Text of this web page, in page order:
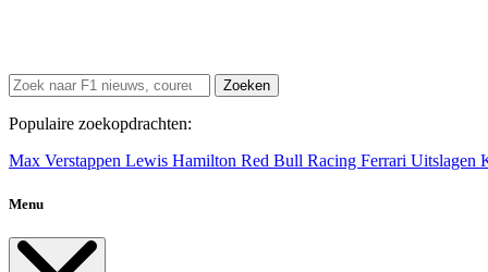
Zoeken
Populaire zoekopdrachten:
Max Verstappen Lewis Hamilton Red Bull Racing Ferrari Uitslagen
Menu